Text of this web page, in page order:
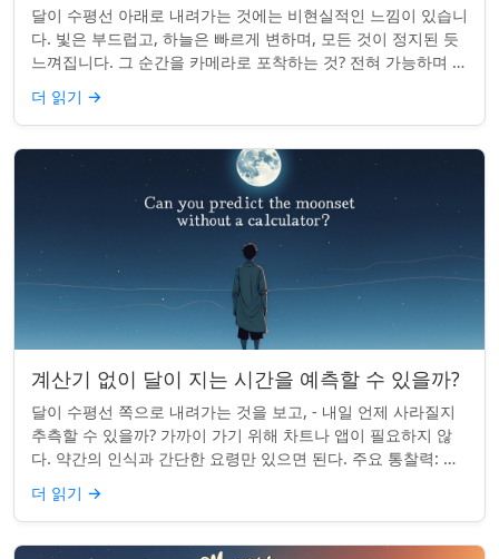
달이 수평선 아래로 내려가는 것에는 비현실적인 느낌이 있습니
다. 빛은 부드럽고, 하늘은 빠르게 변하며, 모든 것이 정지된 듯
느껴집니다. 그 순간을 카메라로 포착하는 것? 전혀 가능하며 가
치가 있습니다. 간단한 팁:...
더 읽기 →
계산기 없이 달이 지는 시간을 예측할 수 있을까?
달이 수평선 쪽으로 내려가는 것을 보고, - 내일 언제 사라질지
추측할 수 있을까? 가까이 가기 위해 차트나 앱이 필요하지 않
다. 약간의 인식과 간단한 요령만 있으면 된다. 주요 통찰력: 오
늘의 달 뜨는 시간을 알고...
더 읽기 →